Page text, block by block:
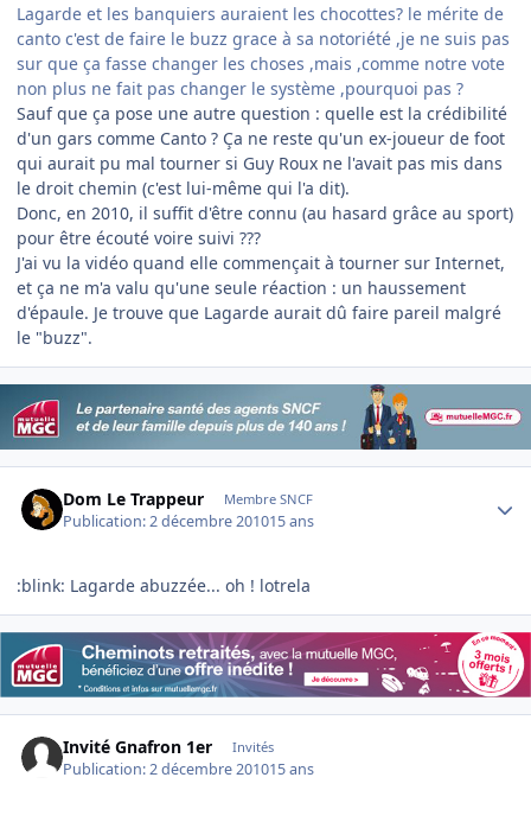
Lagarde et les banquiers auraient les chocottes? le mérite de
canto c'est de faire le buzz grace à sa notoriété ,je ne suis pas
sur que ça fasse changer les choses ,mais ,comme notre vote
non plus ne fait pas changer le système ,pourquoi pas ?
Sauf que ça pose une autre question : quelle est la crédibilité
d'un gars comme Canto ? Ça ne reste qu'un ex-joueur de foot
qui aurait pu mal tourner si Guy Roux ne l'avait pas mis dans
le droit chemin (c'est lui-même qui l'a dit).
Donc, en 2010, il suffit d'être connu (au hasard grâce au sport)
pour être écouté voire suivi ???
J'ai vu la vidéo quand elle commençait à tourner sur Internet,
et ça ne m'a valu qu'une seule réaction : un haussement
d'épaule. Je trouve que Lagarde aurait dû faire pareil malgré
le "buzz".
Dom Le Trappeur Membre SNCF
Publication:2 décembre 201015 ans
:blink: Lagarde abuzzée... oh ! lotrela
Invité Gnafron 1er Invités
Publication:2 décembre 201015 ans